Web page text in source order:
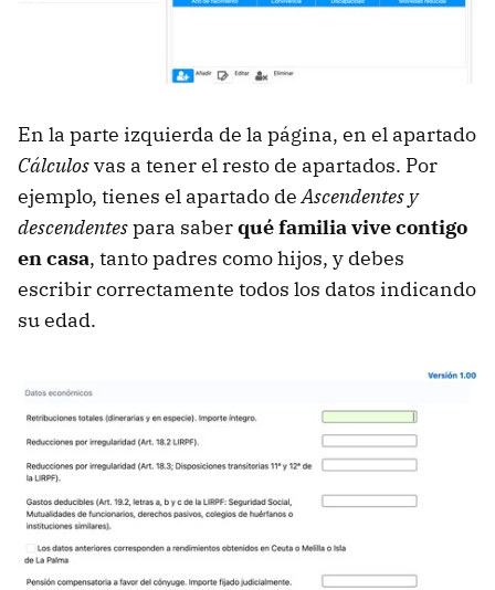
En la parte izquierda de la página, en el apartado
Cálculosvas a tener el resto de apartados. Por
ejemplo, tienes el apartado deAscendentes y
descendentespara saberqué familia vive contigo
en casa, tanto padres como hijos, y debes
escribir correctamente todos los datos indicando
su edad.